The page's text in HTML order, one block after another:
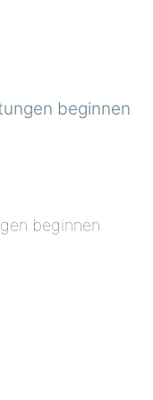
beginnen
beginnen